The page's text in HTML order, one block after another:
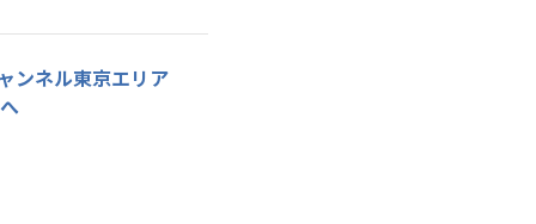
ンネル東京エリア